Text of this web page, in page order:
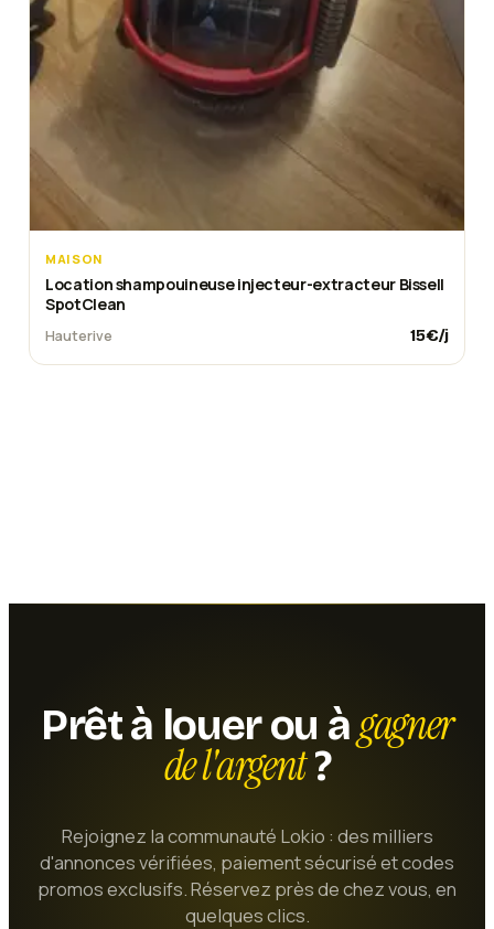
MAISON
Location shampouineuse injecteur-extracteur Bissell
SpotClean
Hauterive 15€/j
Prêt à louer ou àgagner
de l'argent?
Rejoignez la communauté Lokio : des milliers
d'annonces vérifiées, paiement sécurisé et codes
promos exclusifs. Réservez près de chez vous, en
quelques clics.